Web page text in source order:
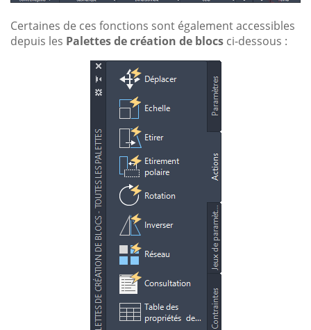
Certaines de ces fonctions sont également accessibles
depuis les Palettes de création de blocs ci-dessous :